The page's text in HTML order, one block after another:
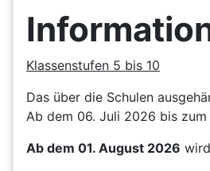
Klassenstufen 5 bis 10
Das über die Schulen
Ab dem 06. Juli 2026 bis
Ab dem 01. August 2026